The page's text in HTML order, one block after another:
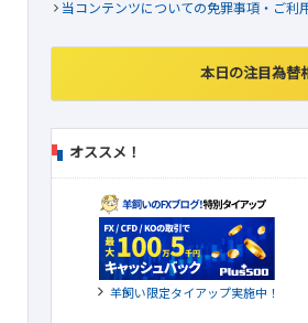
当コンテンツについての免罪事項・ご利
本日の注目為替
オススメ！
羊飼い限定タイアップ実施中！